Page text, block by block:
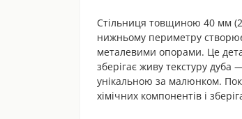
Стільниця товщиною 40 мм
нижньому периметру створює
металевими опорами. Це
зберігає живу текстуру
унікальною за малюнком.
хімічних компонентів і